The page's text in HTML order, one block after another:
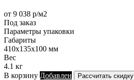
от 9 038 р/м2
Под заказ
Параметры упаковки
Габариты
410х135х100 мм
Вес
4.1 кг
В корзину Добавлен Рассчитать скидку